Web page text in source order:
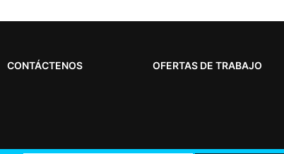
CONTÁCTENOS OFERTAS DE TRABAJO